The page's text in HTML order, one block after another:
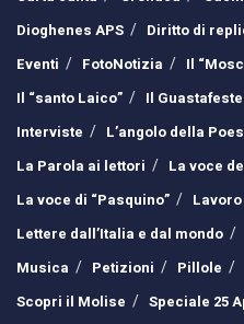
Dioghenes APS
Diritto di
Eventi
FotoNotizia
Il
Il “santo Laico”
Il Guastafeste
Interviste
L’angolo della
La Parola ai lettori
La voce
La voce di “Pasquino”
Lavoro
Lettere dall’Italia e dal mondo
Musica
Petizioni Pillole
Scopri il Molise
Speciale 25